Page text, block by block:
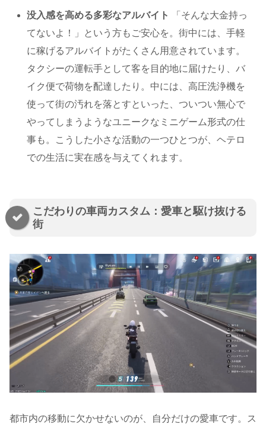
没入感を高める多彩なアルバイト
「そんな大金持っ
てないよ！」という方もご安心を。街中には、手軽
に稼げるアルバイトがたくさん用意されています。
タクシーの運転手として客を目的地に届けたり、バ
イク便で荷物を配達したり。中には、高圧洗浄機を
使って街の汚れを落とすといった、ついつい無心で
やってしまうようなユニークなミニゲーム形式の仕
事も。こうした小さな活動の一つひとつが、ヘテロ
での生活に実在感を与えてくれます。
こだわりの車両カスタム：愛車と駆け抜ける
街
都市内の移動に欠かせないのが、自分だけの愛車です。ス